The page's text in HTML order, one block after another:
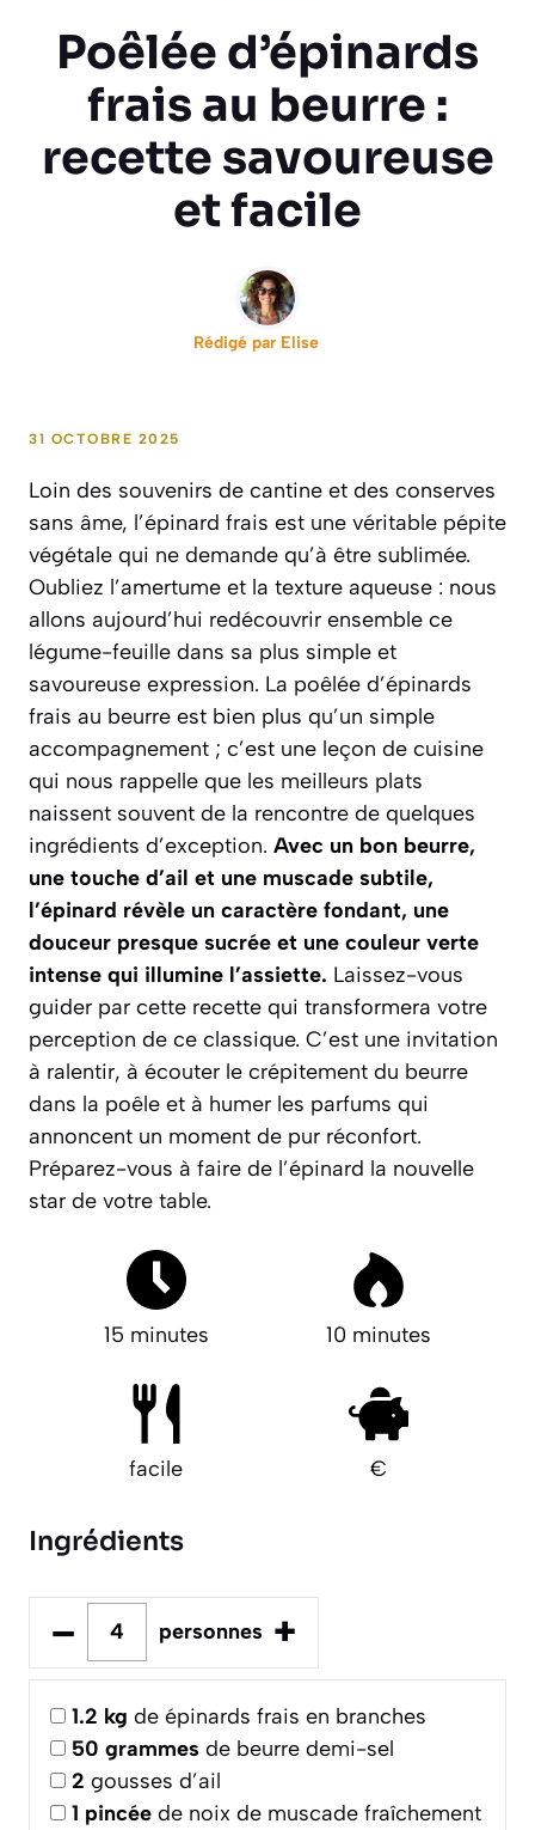
Poêlée d’épinards
frais au beurre :
recette savoureuse
et facile
Rédigé par Elise
31 OCTOBRE 2025
Loin des souvenirs de cantine et des conserves
sans âme, l’épinard frais est une véritable pépite
végétale qui ne demande qu’à être sublimée.
Oubliez l’amertume et la texture aqueuse : nous
allons aujourd’hui redécouvrir ensemble ce
légume-feuille dans sa plus simple et
savoureuse expression. La poêlée d’épinards
frais au beurre est bien plus qu’un simple
accompagnement ; c’est une leçon de cuisine
qui nous rappelle que les meilleurs plats
naissent souvent de la rencontre de quelques
ingrédients d’exception. Avec un bon beurre,
une touche d’ail et une muscade subtile,
l’épinard révèle un caractère fondant, une
douceur presque sucrée et une couleur verte
intense qui illumine l’assiette. Laissez-vous
guider par cette recette qui transformera votre
perception de ce classique. C’est une invitation
à ralentir, à écouter le crépitement du beurre
dans la poêle et à humer les parfums qui
annoncent un moment de pur réconfort.
Préparez-vous à faire de l’épinard la nouvelle
star de votre table.
15 minutes 10 minutes
facile €
Ingrédients
– personnes +
1.2 kg de épinards frais en branches
50 grammes de beurre demi-sel
2 gousses d’ail
1 pincée de noix de muscade fraîchement